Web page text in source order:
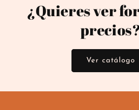
¿Quieres ver
Ver catálogo